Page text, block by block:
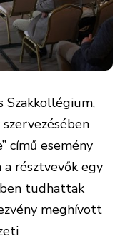
Szakkollégium,
című esemény
résztvevők egy
tudhattak
meghívott